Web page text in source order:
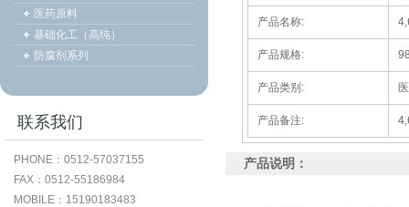
医药原料
基础化工（高纯）
防腐剂系列
联系我们
PHONE：0512-57037155
FAX：0512-55186984
MOBILE：15190183483
产品名称:
产品规格:
产品类别:
产品备注:
产品说明：